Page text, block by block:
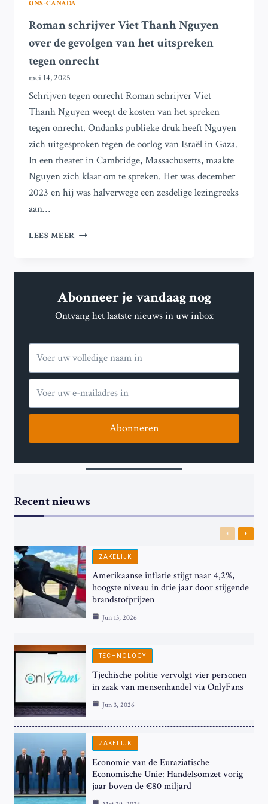
ONS-CANADA
Roman schrijver Viet Thanh Nguyen
over de gevolgen van het uitspreken
tegen onrecht
mei 14, 2025
Schrijven tegen onrecht Roman schrijver Viet
Thanh Nguyen weegt de kosten van het spreken
tegen onrecht. Ondanks publieke druk heeft Nguyen
zich uitgesproken tegen de oorlog van Israël in Gaza.
In een theater in Cambridge, Massachusetts, maakte
Nguyen zich klaar om te spreken. Het was december
2023 en hij was halverwege een zesdelige lezingreeks
aan…
LEES MEER ROMAN
THANH
OVER
GEVOLGEN
HET
UITSPREKEN
TEGEN
Abonneer je vandaag nog
Ontvang het laatste nieuws in uw inbox
Abonneren
Recent nieuws
Previous
Next
ZAKELIJK
Amerikaanse inflatie stijgt naar 4,2%,
hoogste niveau in drie jaar door stijgende
brandstofprijzen
Jun 13, 2026
TECHNOLOGY
Tjechische politie vervolgt vier personen
in zaak van mensenhandel via OnlyFans
Jun 3, 2026
ZAKELIJK
Economie van de Euraziatische
Economische Unie: Handelsomzet vorig
jaar boven de €80 miljard